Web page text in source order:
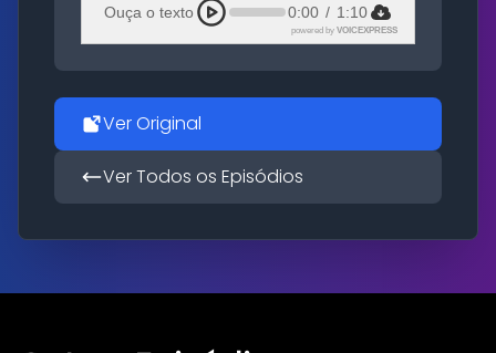
Ouça o texto 0:00 / 1:10
powered by VOICEXPRESS
Ver Original
Ver Todos os Episódios